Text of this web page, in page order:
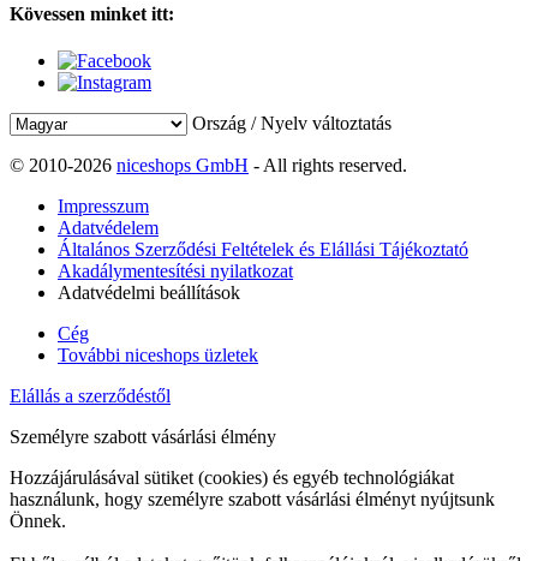
Kövessen minket itt:
Ország / Nyelv változtatás
© 2010-2026 niceshops GmbH - All rights reserved.
Impresszum
Adatvédelem
Általános Szerződési Feltételek és Elállási Tájékoztató
Akadálymentesítési nyilatkozat
Adatvédelmi beállítások
Cég
További niceshops üzletek
Elállás a szerződéstől
Személyre szabott vásárlási élmény
Hozzájárulásával sütiket (cookies) és egyéb technológiákat
használunk, hogy személyre szabott vásárlási élményt nyújtsunk
Önnek.